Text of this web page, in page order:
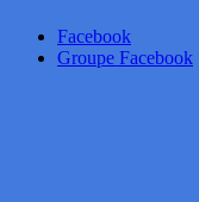
Facebook
Groupe Facebook